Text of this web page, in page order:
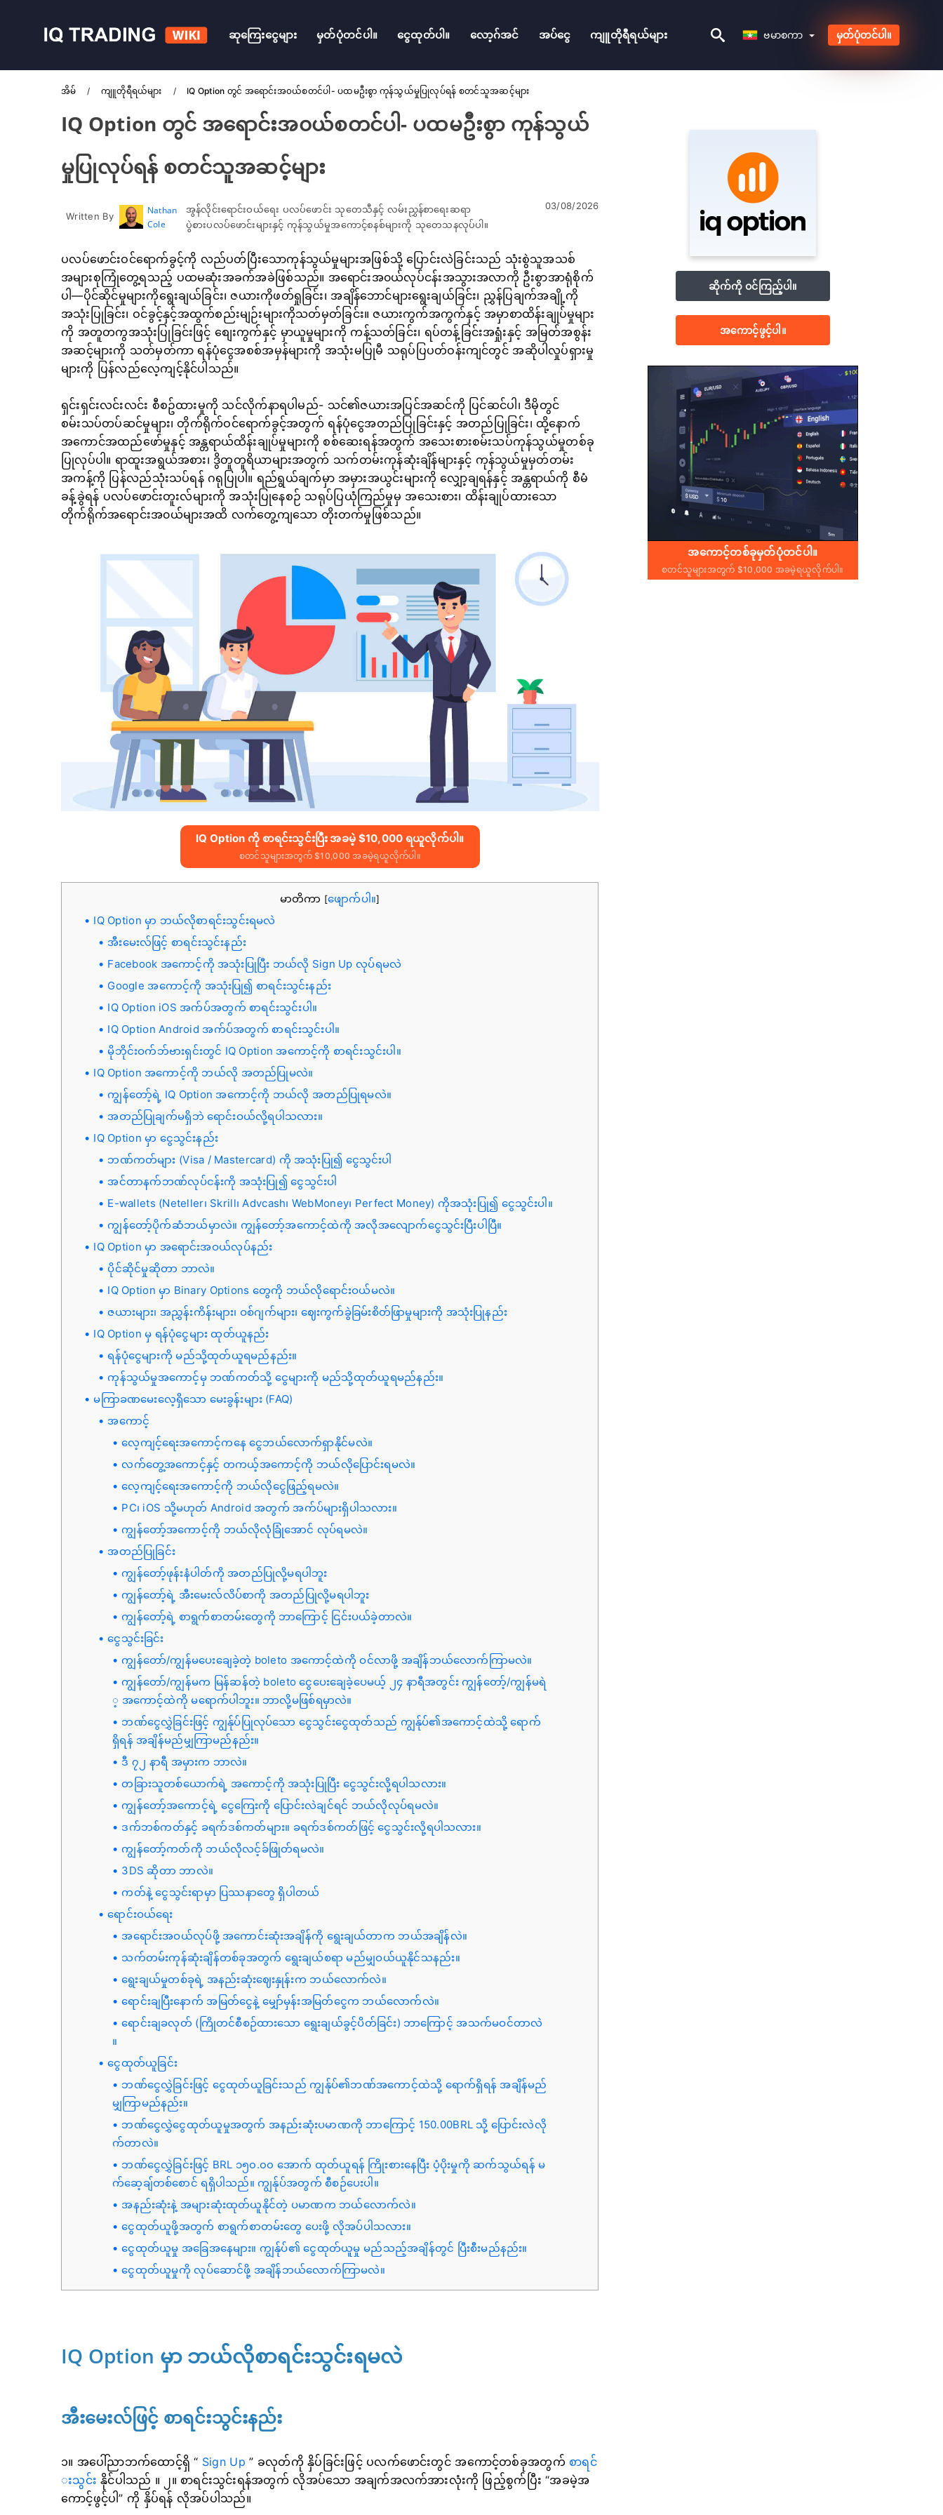
ဗမာစကာ
ဆုကြေးငွေများ မှတ်ပုံတင်ပါ။ ငွေထုတ်ပါ။ လော့ဂ်အင် အပ်ငွေ ကျူတိုရီရယ်များ ဗမာစကာ မှတ်ပုံတင်ပါ။
အိမ် ကျူတိုရီရယ်များ IQ Option တွင် အရောင်းအ၀ယ်စတင်ပါ- ပထမဦးစွာ ကုန်သွယ်မှုပြုလုပ်ရန် စတင်သူအဆင့်များ
IQ Option တွင် အရောင်းအ၀ယ်စတင်ပါ- ပထမဦးစွာ ကုန်သွယ်
မှုပြုလုပ်ရန် စတင်သူအဆင့်များ
Written By
Nathan
Cole
အွန်လိုင်းရောင်းဝယ်ရေး ပလပ်ဖောင်း သုတေသီနှင့် လမ်းညွှန်စာရေးဆရာ
ပွဲစားပလပ်ဖောင်းများနှင့် ကုန်သွယ်မှုအကောင့်စနစ်များကို သုတေသနလုပ်ပါ။
03/08/2026
ပလပ်ဖောင်းဝင်ရောက်ခွင့်ကို လည်ပတ်ပြီးသောကုန်သွယ်မှုများအဖြစ်သို့ ပြောင်းလဲခြင်းသည် သုံးစွဲသူအသစ်
အများစုကြုံတွေ့ရသည့် ပထမဆုံးအခက်အခဲဖြစ်သည်။ အရောင်းအ၀ယ်လုပ်ငန်းအသွားအလာကို ဦးစွာအာရုံစိုက်
ပါ—ပိုင်ဆိုင်မှုများကိုရွေးချယ်ခြင်း၊ ဇယားကိုဖတ်ရှုခြင်း၊ အချိန်ဘောင်များရွေးချယ်ခြင်း၊ ညွှန်ပြချက်အချို့ကို
အသုံးပြုခြင်း၊ ဝင်ခွင့်နှင့်အထွက်စည်းမျဉ်းများကိုသတ်မှတ်ခြင်း။ ဇယားကွက်အကွက်နှင့် အမှာစာထိန်းချုပ်မှုများ
ကို အတူတကွအသုံးပြုခြင်းဖြင့် စျေးကွက်နှင့် မှာယူမှုများကို ကန့်သတ်ခြင်း၊ ရပ်တန့်ခြင်းအရှုံးနှင့် အမြတ်အစွန်း
အဆင့်များကို သတ်မှတ်ကာ ရန်ပုံငွေအစစ်အမှန်များကို အသုံးမပြုမီ သရုပ်ပြပတ်ဝန်းကျင်တွင် အဆိုပါလှုပ်ရှားမှု
များကို ပြန်လည်လေ့ကျင့်နိုင်ပါသည်။
ရှင်းရှင်းလင်းလင်း စီစဥ်ထားမှုကို သင်လိုက်နာရပါမည်- သင်၏ဇယားအပြင်အဆင်ကို ပြင်ဆင်ပါ၊ ဒီမိုတွင်
စမ်းသပ်တပ်ဆင်မှုများ၊ တိုက်ရိုက်ဝင်ရောက်ခွင့်အတွက် ရန်ပုံငွေအတည်ပြုခြင်းနှင့် အတည်ပြုခြင်း၊ ထို့နောက်
အကောင်အထည်ဖော်မှုနှင့် အန္တရာယ်ထိန်းချုပ်မှုများကို စစ်ဆေးရန်အတွက် အသေးစားစမ်းသပ်ကုန်သွယ်မှုတစ်ခု
ပြုလုပ်ပါ။ ရာထူးအရွယ်အစား၊ ဒွိတူတူရိယာများအတွက် သက်တမ်းကုန်ဆုံးချိန်များနှင့် ကုန်သွယ်မှုမှတ်တမ်း
အကန့်ကို ပြန်လည်သုံးသပ်ရန် ဂရုပြုပါ။ ရည်ရွယ်ချက်မှာ အမှားအယွင်းများကို လျှော့ချရန်နှင့် အန္တရာယ်ကို စီမံ
ခန့်ခွဲရန် ပလပ်ဖောင်းတူးလ်များကို အသုံးပြုနေစဉ် သရုပ်ပြယုံကြည်မှုမှ အသေးစား၊ ထိန်းချုပ်ထားသော
တိုက်ရိုက်အရောင်းအ၀ယ်များအထိ လက်တွေ့ကျသော တိုးတက်မှုဖြစ်သည်။
IQ Option ကို စာရင်းသွင်းပြီး အခမဲ့ $10,000 ရယူလိုက်ပါ။
စတင်သူများအတွက် $10,000 အခမဲ့ရယူလိုက်ပါ။
မာတိကာ [ဖျောက်ပါ။]
IQ Option မှာ ဘယ်လိုစာရင်းသွင်းရမလဲ
အီးမေးလ်ဖြင့် စာရင်းသွင်းနည်း
Facebook အကောင့်ကို အသုံးပြုပြီး ဘယ်လို Sign Up လုပ်ရမလဲ
Google အကောင့်ကို အသုံးပြု၍ စာရင်းသွင်းနည်း
IQ Option iOS အက်ပ်အတွက် စာရင်းသွင်းပါ။
IQ Option Android အက်ပ်အတွက် စာရင်းသွင်းပါ။
မိုဘိုင်းဝက်ဘ်ဗားရှင်းတွင် IQ Option အကောင့်ကို စာရင်းသွင်းပါ။
IQ Option အကောင့်ကို ဘယ်လို အတည်ပြုမလဲ။
ကျွန်တော့်ရဲ့ IQ Option အကောင့်ကို ဘယ်လို အတည်ပြုရမလဲ။
အတည်ပြုချက်မရှိဘဲ ရောင်းဝယ်လို့ရပါသလား။
IQ Option မှာ ငွေသွင်းနည်း
ဘဏ်ကတ်များ (Visa / Mastercard) ကို အသုံးပြု၍ ငွေသွင်းပါ
အင်တာနက်ဘဏ်လုပ်ငန်းကို အသုံးပြု၍ ငွေသွင်းပါ
E-wallets (Neteller၊ Skrill၊ Advcash၊ WebMoney၊ Perfect Money) ကိုအသုံးပြု၍ ငွေသွင်းပါ။
ကျွန်တော့်ပိုက်ဆံဘယ်မှာလဲ။ ကျွန်တော့်အကောင့်ထဲကို အလိုအလျောက်ငွေသွင်းပြီးပါပြီ။
IQ Option မှာ အရောင်းအဝယ်လုပ်နည်း
ပိုင်ဆိုင်မှုဆိုတာ ဘာလဲ။
IQ Option မှာ Binary Options တွေကို ဘယ်လိုရောင်းဝယ်မလဲ။
ဇယားများ၊ အညွှန်းကိန်းများ၊ ဝစ်ဂျက်များ၊ ဈေးကွက်ခွဲခြမ်းစိတ်ဖြာမှုများကို အသုံးပြုနည်း
IQ Option မှ ရန်ပုံငွေများ ထုတ်ယူနည်း
ရန်ပုံငွေများကို မည်သို့ထုတ်ယူရမည်နည်း။
ကုန်သွယ်မှုအကောင့်မှ ဘဏ်ကတ်သို့ ငွေများကို မည်သို့ထုတ်ယူရမည်နည်း။
မကြာခဏမေးလေ့ရှိသော မေးခွန်းများ (FAQ)
အကောင့်
လေ့ကျင့်ရေးအကောင့်ကနေ ငွေဘယ်လောက်ရှာနိုင်မလဲ။
လက်တွေ့အကောင့်နှင့် တကယ့်အကောင့်ကို ဘယ်လိုပြောင်းရမလဲ။
လေ့ကျင့်ရေးအကောင့်ကို ဘယ်လိုငွေဖြည့်ရမလဲ။
PC၊ iOS သို့မဟုတ် Android အတွက် အက်ပ်များရှိပါသလား။
ကျွန်တော့်အကောင့်ကို ဘယ်လိုလုံခြုံအောင် လုပ်ရမလဲ။
အတည်ပြုခြင်း
ကျွန်တော့်ဖုန်းနံပါတ်ကို အတည်ပြုလို့မရပါဘူး
ကျွန်တော့်ရဲ့ အီးမေးလ်လိပ်စာကို အတည်ပြုလို့မရပါဘူး
ကျွန်တော့်ရဲ့ စာရွက်စာတမ်းတွေကို ဘာကြောင့် ငြင်းပယ်ခဲ့တာလဲ။
ငွေသွင်းခြင်း
ကျွန်တော်/ကျွန်မပေးချေခဲ့တဲ့ boleto အကောင့်ထဲကို ဝင်လာဖို့ အချိန်ဘယ်လောက်ကြာမလဲ။
ကျွန်တော်/ကျွန်မက မြန်ဆန်တဲ့ boleto ငွေပေးချေခဲ့ပေမယ့် ၂၄ နာရီအတွင်း ကျွန်တော့်/ကျွန်မရဲ
့ အကောင့်ထဲကို မရောက်ပါဘူး။ ဘာလို့မဖြစ်ရမှာလဲ။
ဘဏ်ငွေလွှဲခြင်းဖြင့် ကျွန်ုပ်ပြုလုပ်သော ငွေသွင်းငွေထုတ်သည် ကျွန်ုပ်၏အကောင့်ထဲသို့ ရောက်
ရှိရန် အချိန်မည်မျှကြာမည်နည်း။
ဒီ ၇၂ နာရီ အမှားက ဘာလဲ။
တခြားသူတစ်ယောက်ရဲ့ အကောင့်ကို အသုံးပြုပြီး ငွေသွင်းလို့ရပါသလား။
ကျွန်တော့်အကောင့်ရဲ့ ငွေကြေးကို ပြောင်းလဲချင်ရင် ဘယ်လိုလုပ်ရမလဲ။
ဒက်ဘစ်ကတ်နှင့် ခရက်ဒစ်ကတ်များ။ ခရက်ဒစ်ကတ်ဖြင့် ငွေသွင်းလို့ရပါသလား။
ကျွန်တော့်ကတ်ကို ဘယ်လိုလင့်ခ်ဖြုတ်ရမလဲ။
3DS ဆိုတာ ဘာလဲ။
ကတ်နဲ့ ငွေသွင်းရာမှာ ပြဿနာတွေ ရှိပါတယ်
ရောင်းဝယ်ရေး
အရောင်းအဝယ်လုပ်ဖို့ အကောင်းဆုံးအချိန်ကို ရွေးချယ်တာက ဘယ်အချိန်လဲ။
သက်တမ်းကုန်ဆုံးချိန်တစ်ခုအတွက် ရွေးချယ်စရာ မည်မျှဝယ်ယူနိုင်သနည်း။
ရွေးချယ်မှုတစ်ခုရဲ့ အနည်းဆုံးဈေးနှုန်းက ဘယ်လောက်လဲ။
ရောင်းချပြီးနောက် အမြတ်ငွေနဲ့ မျှော်မှန်းအမြတ်ငွေက ဘယ်လောက်လဲ။
ရောင်းချခလုတ် (ကြိုတင်စီစဉ်ထားသော ရွေးချယ်ခွင့်ပိတ်ခြင်း) ဘာကြောင့် အသက်မဝင်တာလဲ
။
ငွေထုတ်ယူခြင်း
ဘဏ်ငွေလွှဲခြင်းဖြင့် ငွေထုတ်ယူခြင်းသည် ကျွန်ုပ်၏ဘဏ်အကောင့်ထဲသို့ ရောက်ရှိရန် အချိန်မည်
မျှကြာမည်နည်း။
ဘဏ်ငွေလွှဲငွေထုတ်ယူမှုအတွက် အနည်းဆုံးပမာဏကို ဘာကြောင့် 150.00BRL သို့ ပြောင်းလဲလို
က်တာလဲ။
ဘဏ်ငွေလွှဲခြင်းဖြင့် BRL ၁၅၀.၀၀ အောက် ထုတ်ယူရန် ကြိုးစားနေပြီး ပံ့ပိုးမှုကို ဆက်သွယ်ရန် မ
က်ဆေ့ချ်တစ်စောင် ရရှိပါသည်။ ကျွန်ုပ်အတွက် စီစဉ်ပေးပါ။
အနည်းဆုံးနဲ့ အများဆုံးထုတ်ယူနိုင်တဲ့ ပမာဏက ဘယ်လောက်လဲ။
ငွေထုတ်ယူဖို့အတွက် စာရွက်စာတမ်းတွေ ပေးဖို့ လိုအပ်ပါသလား။
ငွေထုတ်ယူမှု အခြေအနေများ။ ကျွန်ုပ်၏ ငွေထုတ်ယူမှု မည်သည့်အချိန်တွင် ပြီးစီးမည်နည်း။
ငွေထုတ်ယူမှုကို လုပ်ဆောင်ဖို့ အချိန်ဘယ်လောက်ကြာမလဲ။
IQ Option မှာ ဘယ်လိုစာရင်းသွင်းရမလဲ
အီးမေးလ်ဖြင့် စာရင်းသွင်းနည်း
၁။ အပေါ်ညာဘက်ထောင့်ရှိ “ Sign Up ” ခလုတ်ကို နှိပ်ခြင်းဖြင့် ပလက်ဖောင်းတွင် အကောင့်တစ်ခုအတွက်စာရင်
းသွင်း နိုင်ပါသည် ။
၂။ စာရင်းသွင်းရန်အတွက် လိုအပ်သော အချက်အလက်အားလုံးကို ဖြည့်စွက်ပြီး “အခမဲ့အ
ကောင့်ဖွင့်ပါ” ကို နှိပ်ရန် လိုအပ်ပါသည်။
ဆိုက်ကို ဝင်ကြည့်ပါ။
အကောင့်ဖွင့်ပါ။
အကောင့်တစ်ခုမှတ်ပုံတင်ပါ။
စတင်သူများအတွက် $10,000 အခမဲ့ရယူလိုက်ပါ။